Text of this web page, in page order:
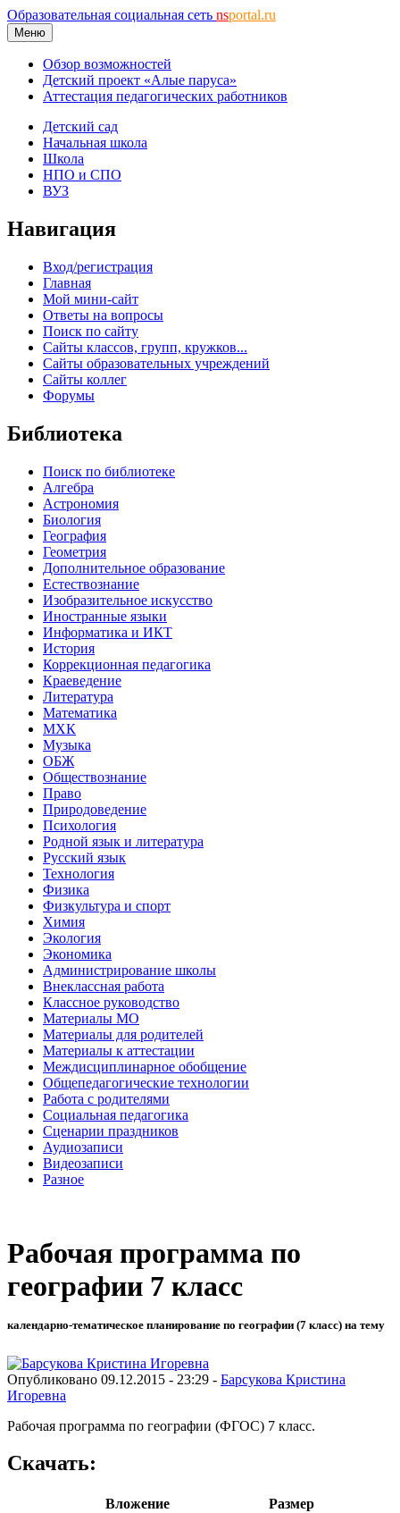
Образовательная социальная сеть nsportal.ru
Меню
Обзор возможностей
Детский проект «Алые паруса»
Аттестация педагогических работников
Детский сад
Начальная школа
Школа
НПО и СПО
ВУЗ
Навигация
Вход/регистрация
Главная
Мой мини-сайт
Ответы на вопросы
Поиск по сайту
Сайты классов, групп, кружков...
Сайты образовательных учреждений
Сайты коллег
Форумы
Библиотека
Поиск по библиотеке
Алгебра
Астрономия
Биология
География
Геометрия
Дополнительное образование
Естествознание
Изобразительное искусство
Иностранные языки
Информатика и ИКТ
История
Коррекционная педагогика
Краеведение
Литература
Математика
МХК
Музыка
ОБЖ
Обществознание
Право
Природоведение
Психология
Родной язык и литература
Русский язык
Технология
Физика
Физкультура и спорт
Химия
Экология
Экономика
Администрирование школы
Внеклассная работа
Классное руководство
Материалы МО
Материалы для родителей
Материалы к аттестации
Междисциплинарное обобщение
Общепедагогические технологии
Работа с родителями
Социальная педагогика
Сценарии праздников
Аудиозаписи
Видеозаписи
Разное
Рабочая программа по
географии 7 класс
календарно-тематическое планирование по географии (7 класс) на тему
Опубликовано 09.12.2015 - 23:29 - Барсукова Кристина
Игоревна
Рабочая программа по географии (ФГОС) 7 класс.
Скачать:
Вложение
Размер